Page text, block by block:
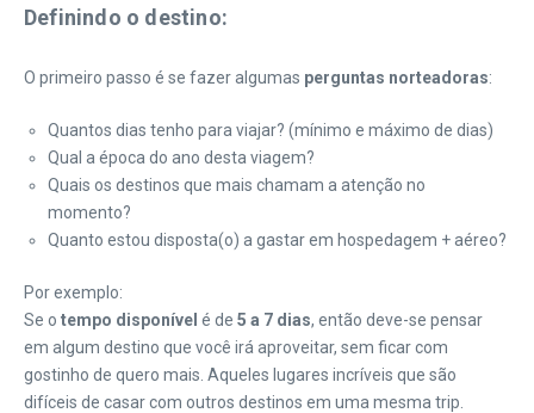
Definindo o destino:
O primeiro passo é se fazer algumas perguntas norteadoras:
Quantos dias tenho para viajar? (mínimo e máximo de dias)
Qual a época do ano desta viagem?
Quais os destinos que mais chamam a atenção no
momento?
Quanto estou disposta(o) a gastar em hospedagem + aéreo?
Por exemplo:
Se o tempo disponível é de 5 a 7 dias, então deve-se pensar
em algum destino que você irá aproveitar, sem ficar com
gostinho de quero mais. Aqueles lugares incríveis que são
difíceis de casar com outros destinos em uma mesma trip.